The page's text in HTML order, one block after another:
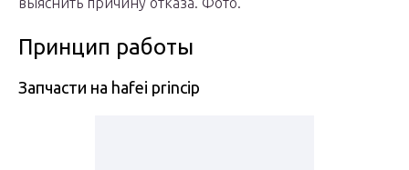
Принцип работы
Запчасти на hafei princip